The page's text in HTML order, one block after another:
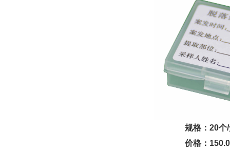
规格：20个
价格：